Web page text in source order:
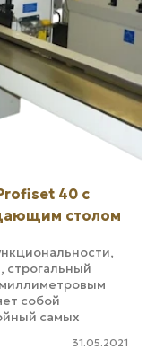
40 с
столом
строгальный
собой
самых
качество и
31.05.2021